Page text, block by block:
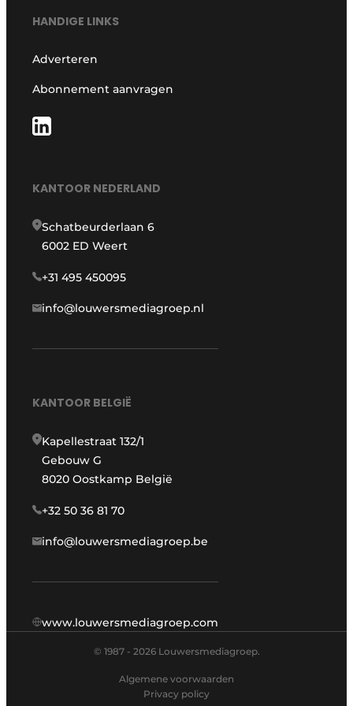
HANDIGE LINKS
Adverteren
Abonnement aanvragen
KANTOOR NEDERLAND
Schatbeurderlaan 6
6002 ED Weert
+31 495 450095
info@louwersmediagroep.nl
KANTOOR BELGIË
Kapellestraat 132/1
Gebouw G
8020 Oostkamp België
+32 50 36 81 70
info@louwersmediagroep.be
www.louwersmediagroep.com
© 1987 - 2026 Louwersmediagroep.
Algemene voorwaarden
Privacy policy